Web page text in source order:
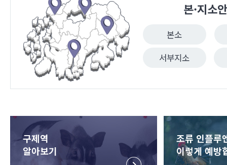
본·지소
본소
서부지소
구제역
알아보기
조류 인플루
이렇게 예방